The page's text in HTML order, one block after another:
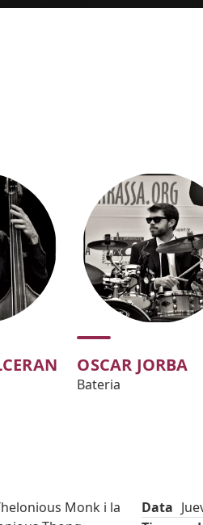
OSCAR JORBA
Bateria
Monk i la
Data